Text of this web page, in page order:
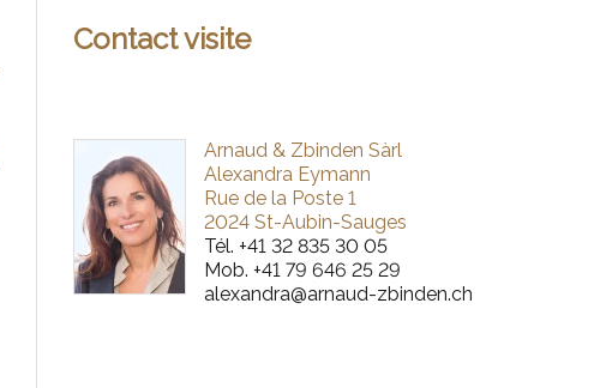
Contact visite
Arnaud & Zbinden Sàrl
Alexandra Eymann
Rue de la Poste 1
2024 St-Aubin-Sauges
Tél. +41 32 835 30 05
Mob. +41 79 646 25 29
alexandra@arnaud-zbinden.ch